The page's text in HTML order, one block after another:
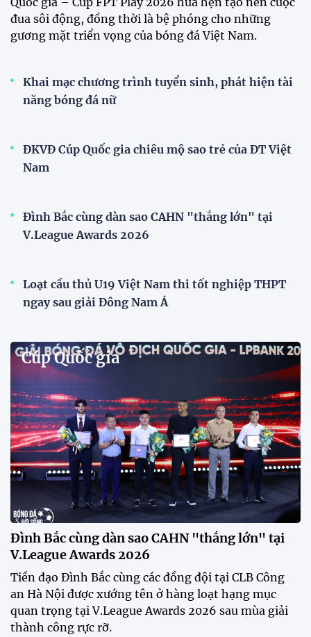
CĐV vượt gần 80 km từ 5h30 sáng để mua vé xem
tuyển Việt Nam
Tuyển Việt Nam đối đầu Malaysia ở bán kết
ASEAN Cup 2026?
Đội tuyển nữ Việt Nam
tập để theo dõi sao nhập tịch tuyển Việt Nam
Buổi tập của tuyển Việt Nam chiều nay (29/7) bất
ngờ thu hút sự chú ý của truyền thông Singapore
khi một phóng viên có mặt tại sân để trực tiếp theo
dõi màn thể hiện của các ngôi sao nhập tịch.
Đình Bắc cùng dàn sao CAHN "thắng lớn" tại
V.League Awards 2026
Festival bóng đá nữ trẻ 2026 lan tỏa đam mê tại
Đồng Tháp
Bóng đá Việt Nam nhận giải thưởng đặc biệt từ
AFC